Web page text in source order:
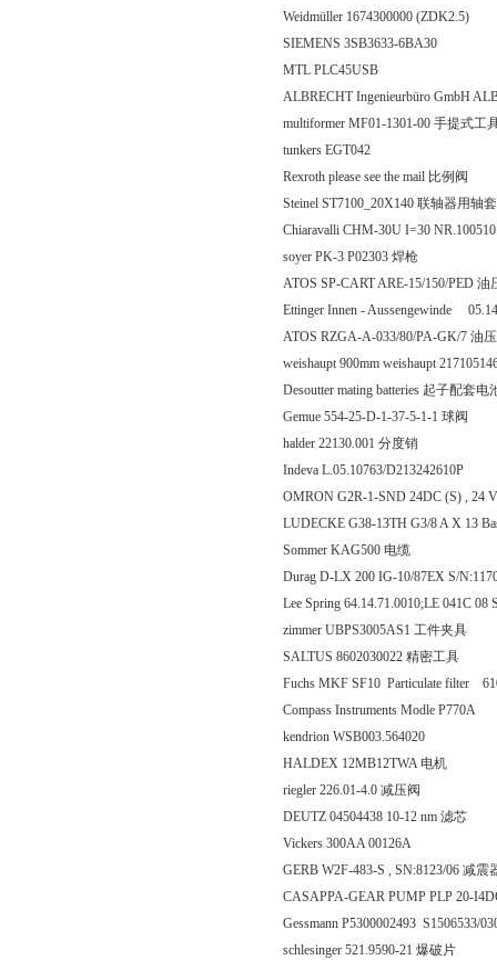
Weidmüller 1674300000 (ZDK2.5)
SIEMENS 3SB3633-6BA30
MTL PLC45USB
ALBRECHT Ingenieurbüro GmbH
multiformer MF01-1301-00 手提式工
tunkers EGT042
Rexroth please see the mail 比例阀
Steinel ST7100_20X140 联轴器用轴套
Chiaravalli CHM-30U I=30
soyer PK-3 P02303 焊枪
ATOS SP-CART ARE-15/150/PED 油
Ettinger Innen - Aussengewinde
ATOS RZGA-A-033/80/PA-GK/7 油
weishaupt 900mm weishaupt
Desoutter mating batteries 起子配套电
Gemue 554-25-D-1-37-5-1-1 球阀
halder 22130.001 分度销
Indeva L.05.10763/D213242610P
OMRON G2R-1-SND 24DC (S) , 24
LUDECKE G38-13TH G3/8 A X 13
Sommer KAG500 电缆
Durag D-LX 200 IG-10/87EX S/
Lee Spring 64.14.71.0010;LE 041C 08
zimmer UBPS3005AS1 工件夹具
SALTUS 8602030022 精密工具
Fuchs MKF SF10 Particulate filter
Compass Instruments Modle P770A
kendrion WSB003.564020
HALDEX 12MB12TWA 电机
riegler 226.01-4.0 减压阀
DEUTZ 04504438 10-12 nm 滤芯
Vickers 300AA 00126A
GERB W2F-483-S , SN:8123/06 减震
CASAPPA-GEAR PUMP PLP 20-
Gessmann P5300002493 S1506533/
schlesinger 521.9590-21 爆破片